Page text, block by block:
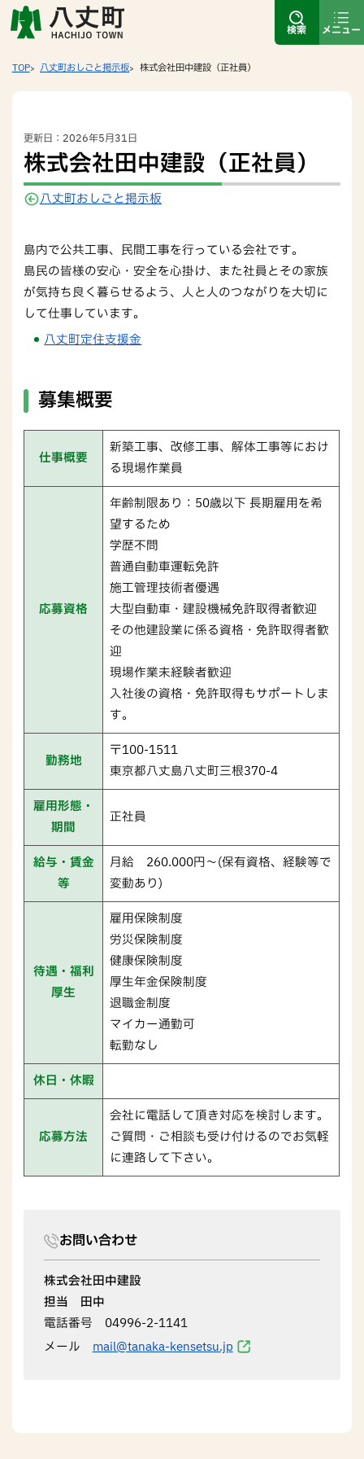
検索 メニュー
TOP 八丈町おしごと掲示板 株式会社田中建設（正社員）
更新日：2026年5月31日
株式会社田中建設（正社員）
八丈町おしごと掲示板
島内で公共工事、民間工事を行っている会社です。
島民の皆様の安心・安全を心掛け、また社員とその家族
が気持ち良く暮らせるよう、人と人のつながりを大切に
して仕事しています。
八丈町定住支援金
募集概要
仕事概要
新築工事、改修工事、解体工事等におけ
る現場作業員
応募資格
年齢制限あり：50歳以下 長期雇用を希
望するため
学歴不問
普通自動車運転免許
施工管理技術者優遇
大型自動車・建設機械免許取得者歓迎
その他建設業に係る資格・免許取得者歓
迎
現場作業未経験者歓迎
入社後の資格・免許取得もサポートしま
す。
勤務地
〒100-1511
東京都八丈島八丈町三根370-4
雇用形態・
期間
正社員
給与・賃金
等
月給 260.000円～(保有資格、経験等で
変動あり)
待遇・福利
厚生
雇用保険制度
労災保険制度
健康保険制度
厚生年金保険制度
退職金制度
マイカー通勤可
転勤なし
休日・休暇
応募方法
会社に電話して頂き対応を検討します。
ご質問・ご相談も受け付けるのでお気軽
に連路して下さい。
お問い合わせ
株式会社田中建設
担当 田中
電話番号 04996-2-1141
メール mail@tanaka-kensetsu.jp